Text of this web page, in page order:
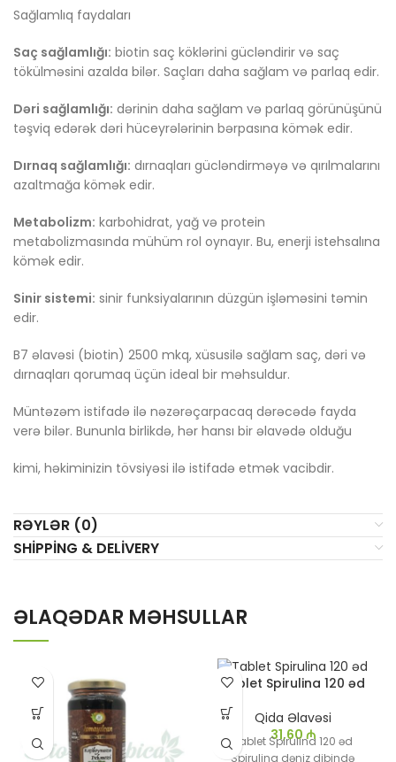
Sağlamlıq faydaları
Saç sağlamlığı: biotin saç köklərini gücləndirir və saç
tökülməsini azalda bilər. Saçları daha sağlam və parlaq edir.
Dəri sağlamlığı: dərinin daha sağlam və parlaq görünüşünü
təşviq edərək dəri hüceyrələrinin bərpasına kömək edir.
Dırnaq sağlamlığı: dırnaqları gücləndirməyə və qırılmalarını
azaltmağa kömək edir.
Metabolizm: karbohidrat, yağ və protein
metabolizmasında mühüm rol oynayır. Bu, enerji istehsalına
kömək edir.
Sinir sistemi: sinir funksiyalarının düzgün işləməsini təmin
edir.
B7 əlavəsi (biotin) 2500 mkq, xüsusilə sağlam saç, dəri və
dırnaqları qorumaq üçün ideal bir məhsuldur.
Müntəzəm istifadə ilə nəzərəçarpacaq dərəcədə fayda
verə bilər. Bununla birlikdə, hər hansı bir əlavədə olduğu
kimi, həkiminizin tövsiyəsi ilə istifadə etmək vacibdir.
RƏYLƏR (0)
SHIPPING & DELIVERY
ƏLAQƏDAR MƏHSULLAR
Tablet Spirulina 120 əd
Qida Əlavəsi
31,60 ₼
Tablet Spirulina 120 əd
Spirulina dəniz dibində